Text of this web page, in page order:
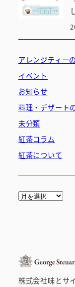
アレンジティー
イベント
お知らせ
料理・デザート
未分類
紅茶コラム
紅茶について
ア
株式会社味とサ